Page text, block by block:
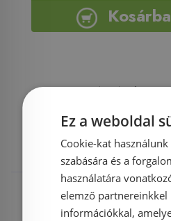
Kosárba
Rendelésre
Ez a weboldal
Cookie-kat
szabására és a
használatára
elemző partnereinkkel
információkkal,